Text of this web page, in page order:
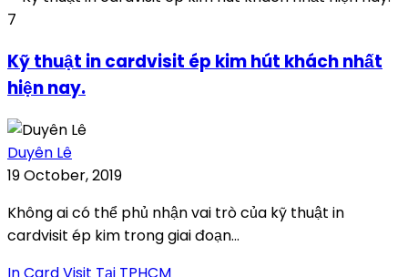
7
Kỹ thuật in cardvisit ép kim hút khách nhất
hiện nay.
Duyên Lê
19 October, 2019
Không ai có thể phủ nhận vai trò của kỹ thuật in
cardvisit ép kim trong giai đoạn...
In Card Visit Tại TPHCM